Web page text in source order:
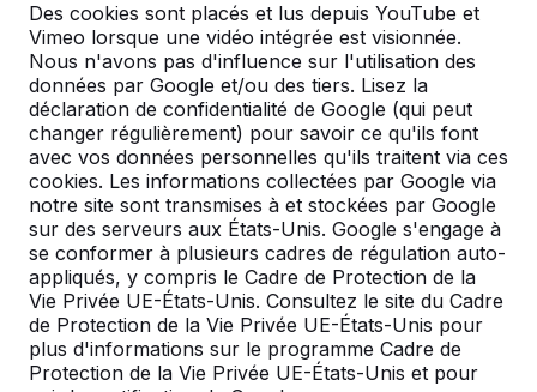
Des cookies sont placés et lus depuis YouTube et
Vimeo lorsque une vidéo intégrée est visionnée.
Nous n'avons pas d'influence sur l'utilisation des
données par Google et/ou des tiers. Lisez la
déclaration de confidentialité de Google (qui peut
changer régulièrement) pour savoir ce qu'ils font
avec vos données personnelles qu'ils traitent via ces
cookies. Les informations collectées par Google via
notre site sont transmises à et stockées par Google
sur des serveurs aux États-Unis. Google s'engage à
se conformer à plusieurs cadres de régulation auto-
appliqués, y compris le Cadre de Protection de la
Vie Privée UE-États-Unis. Consultez le site du Cadre
de Protection de la Vie Privée UE-États-Unis pour
plus d'informations sur le programme Cadre de
Protection de la Vie Privée UE-États-Unis et pour
Livraison et mise en place gratuites en België.
Livré dans un délai de 4 semaines ouvrables.
Comment se fait la livraison ?Voir la vidéo
Vous cherchez une table de pique-nique pour une
cour d’école, un centre sportif, un parc ou un
camping ? Les produits HeBlad sont spécialement
conçus pour une utilisation en extérieur. C’est
pourquoi vous trouverez souvent cet ensemble
pique-nique dans des endroits tels que les cours
d’école, les parcs, les campings, les aires de repos